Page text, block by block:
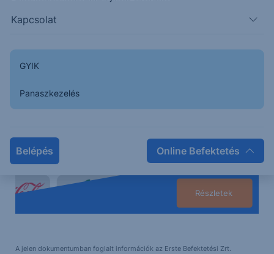
Kapcsolat
GYIK
Panaszkezelés
Belépés Online Befektetés
és az amerikai piacon
Részletek
A jelen dokumentumban foglalt információk az Erste Befektetési Zrt.